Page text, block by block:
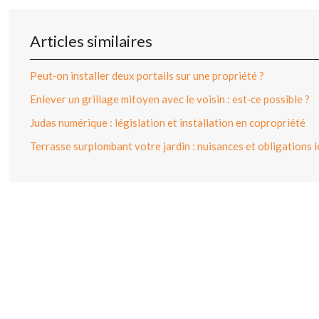
Articles similaires
Peut‑on installer deux portails sur une propriété ?
Enlever un grillage mitoyen avec le voisin : est‑ce possible ?
Judas numérique : législation et installation en copropriété
Terrasse surplombant votre jardin : nuisances et obligations